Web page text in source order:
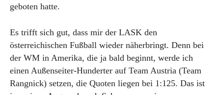
geboten hatte.
Es trifft sich gut, dass mir der LASK den
österreichischen Fußball wieder näherbringt. Denn bei
der WM in Amerika, die ja bald beginnt, werde ich
einen Außenseiter-Hunderter auf Team Austria (Team
Rangnick) setzen, die Quoten liegen bei 1:125. Das ist